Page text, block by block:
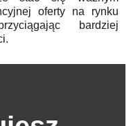
oferty na rynku
bardziej